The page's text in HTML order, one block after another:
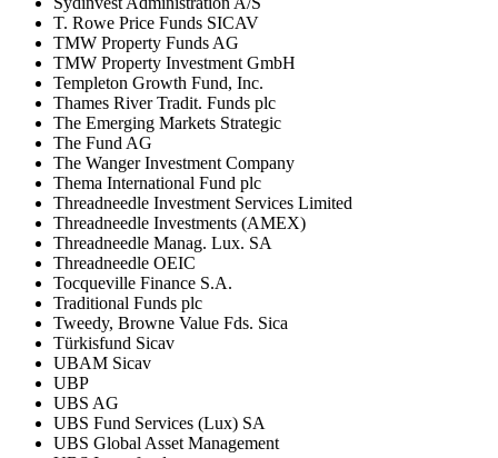
T. Rowe Price Funds SICAV
TMW Property Funds AG
TMW Property Investment GmbH
Templeton Growth Fund, Inc.
Thames River Tradit. Funds plc
The Emerging Markets Strategic
The Fund AG
The Wanger Investment Company
Thema International Fund plc
Threadneedle Investment Services Limited
Threadneedle Investments (AMEX)
Threadneedle Manag. Lux. SA
Threadneedle OEIC
Tocqueville Finance S.A.
Traditional Funds plc
Tweedy, Browne Value Fds. Sica
Türkisfund Sicav
UBAM Sicav
UBP
UBS AG
UBS Fund Services (Lux) SA
UBS Global Asset Management